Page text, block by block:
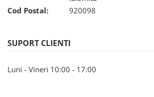
Cod Postal:
920098
SUPORT CLIENTI
Luni - Vineri 10:00 - 17:00